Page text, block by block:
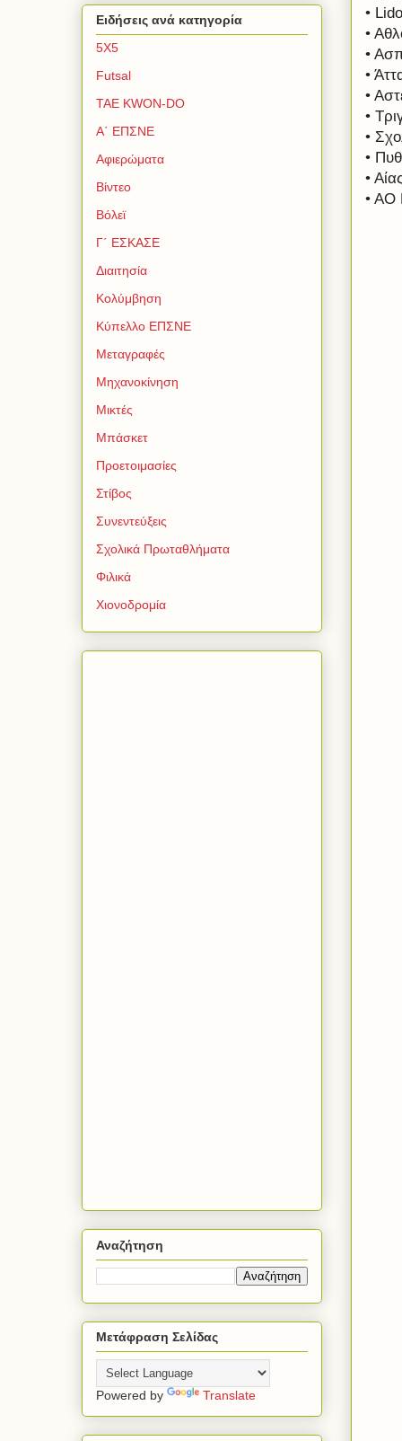
•
•
•
•
•
•
•
•
•
• ΑΟ
Ειδήσεις ανά κατηγορία
5Χ5
Futsal
TAE KWON-DO
Α΄ ΕΠΣΝΕ
Αφιερώματα
Βίντεο
Βόλεϊ
Γ΄ ΕΣΚΑΣΕ
Διαιτησία
Κολύμβηση
Κύπελλο ΕΠΣΝΕ
Μεταγραφές
Μηχανοκίνηση
Μικτές
Μπάσκετ
Προετοιμασίες
Στίβος
Συνεντεύξεις
Σχολικά Πρωταθλήματα
Φιλικά
Χιονοδρομία
Αναζήτηση
Μετάφραση Σελίδας
Powered by Translate